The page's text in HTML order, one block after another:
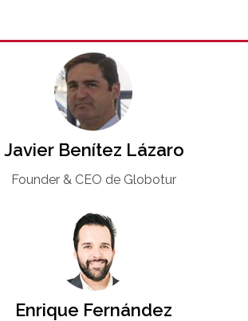
Javier Benítez Lázaro
Founder & CEO de Globotur​
Enrique Fernández